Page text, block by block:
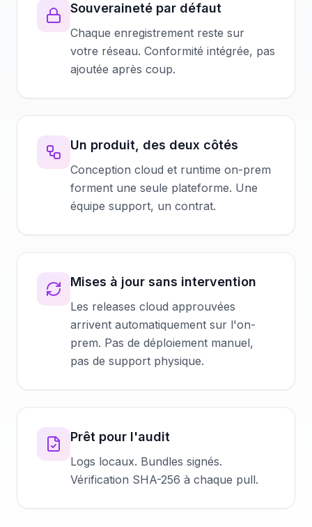
Souveraineté par défaut
Chaque enregistrement reste sur
votre réseau. Conformité intégrée, pas
ajoutée après coup.
Un produit, des deux côtés
Conception cloud et runtime on-prem
forment une seule plateforme. Une
équipe support, un contrat.
Mises à jour sans intervention
Les releases cloud approuvées
arrivent automatiquement sur l'on-
prem. Pas de déploiement manuel,
pas de support physique.
Prêt pour l'audit
Logs locaux. Bundles signés.
Vérification SHA-256 à chaque pull.